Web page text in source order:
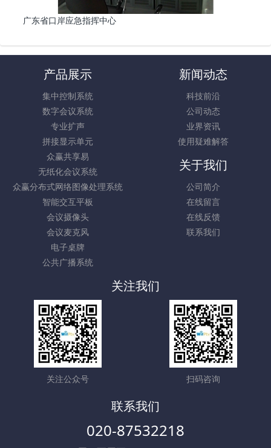
广东省口岸应急指挥中心
产品展示
集中控制系统
数字会议系统
专业扩声
拼接显示单元
众赢共享易
无纸化会议系统
众赢分布式网络图像处理系统
智能交互平板
会议摄像头
会议麦克风
电子桌牌
公共广播系统
新闻动态
科技前沿
公司动态
业界资讯
使用疑难解答
关于我们
公司简介
在线留言
在线反馈
联系我们
关注我们
关注公众号 扫码咨询
联系我们
020-87532218